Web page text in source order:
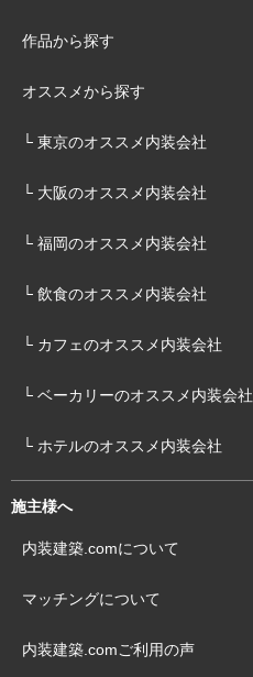
作品から探す
オススメから探す
└ 東京のオススメ内装会社
└ 大阪のオススメ内装会社
└ 福岡のオススメ内装会社
└ 飲食のオススメ内装会社
└ カフェのオススメ内装会社
└ ベーカリーのオススメ内装会社
└ ホテルのオススメ内装会社
施主様へ
内装建築.comについて
マッチングについて
内装建築.comご利用の声